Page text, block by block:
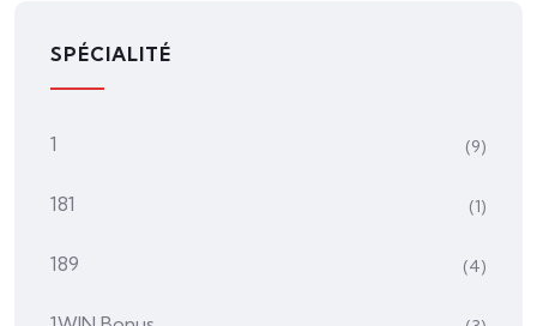
SPÉCIALITÉ
1 (9)
181 (1)
189 (4)